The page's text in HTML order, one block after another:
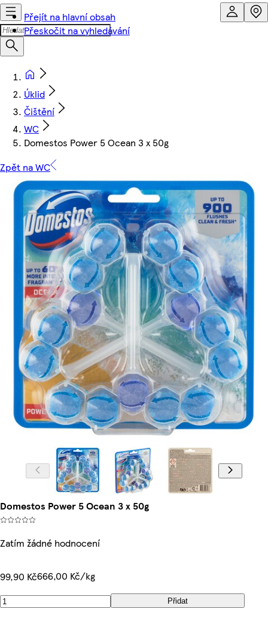
Přejít na hlavní obsah
Přeskočit na vyhledávání
Úklid
Čištění
WC
Domestos Power 5 Ocean 3 x 50g
Zpět na WC
Domestos Power 5 Ocean 3 x 50g
Zatím žádné hodnocení
99,90 Kč666,00 Kč/kg
Přidat